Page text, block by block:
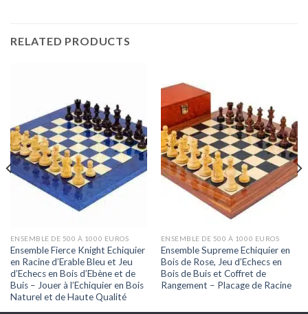
RELATED PRODUCTS
ENSEMBLE DE 500 À 1000 EUROS
Ensemble Fierce Knight Echiquier
en Racine d’Erable Bleu et Jeu
d’Echecs en Bois d’Ebène et de
Buis – Jouer à l’Echiquier en Bois
Naturel et de Haute Qualité
ENSEMBLE DE 500 À 1000 EUROS
Ensemble Supreme Echiquier en
Bois de Rose, Jeu d’Echecs en
Bois de Buis et Coffret de
Rangement – Placage de Racine